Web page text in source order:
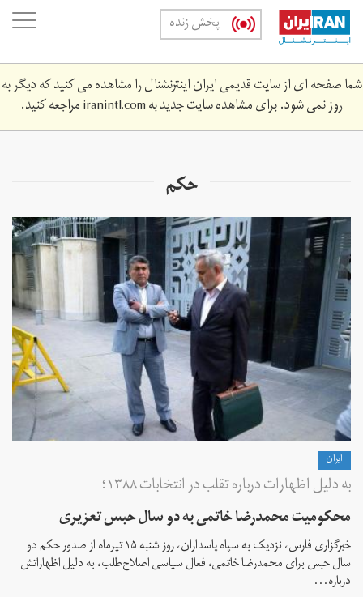
Skip
main
content
پخش زنده
شما صفحه ای از سایت قدیمی ایران اینترنشنال را مشاهده می کنید که دیگر به
روز نمی شود. برای مشاهده سایت جدید بهiranintl.comمراجعه کنید.
حکم
ايران
به دلیل اظهارات درباره تقلب در انتخابات ۱۳۸۸؛
محکومیت محمدرضا خاتمی به دو سال حبس تعزیری
خبرگزاری فارس، نزدیک به سپاه پاسداران،‌ روز شنبه ۱۵ تیرماه از صدور حکم دو
سال حبس برای محمدرضا خاتمی، فعال سیاسی اصلاح‌طلب، به دلیل اظهاراتش
درباره...